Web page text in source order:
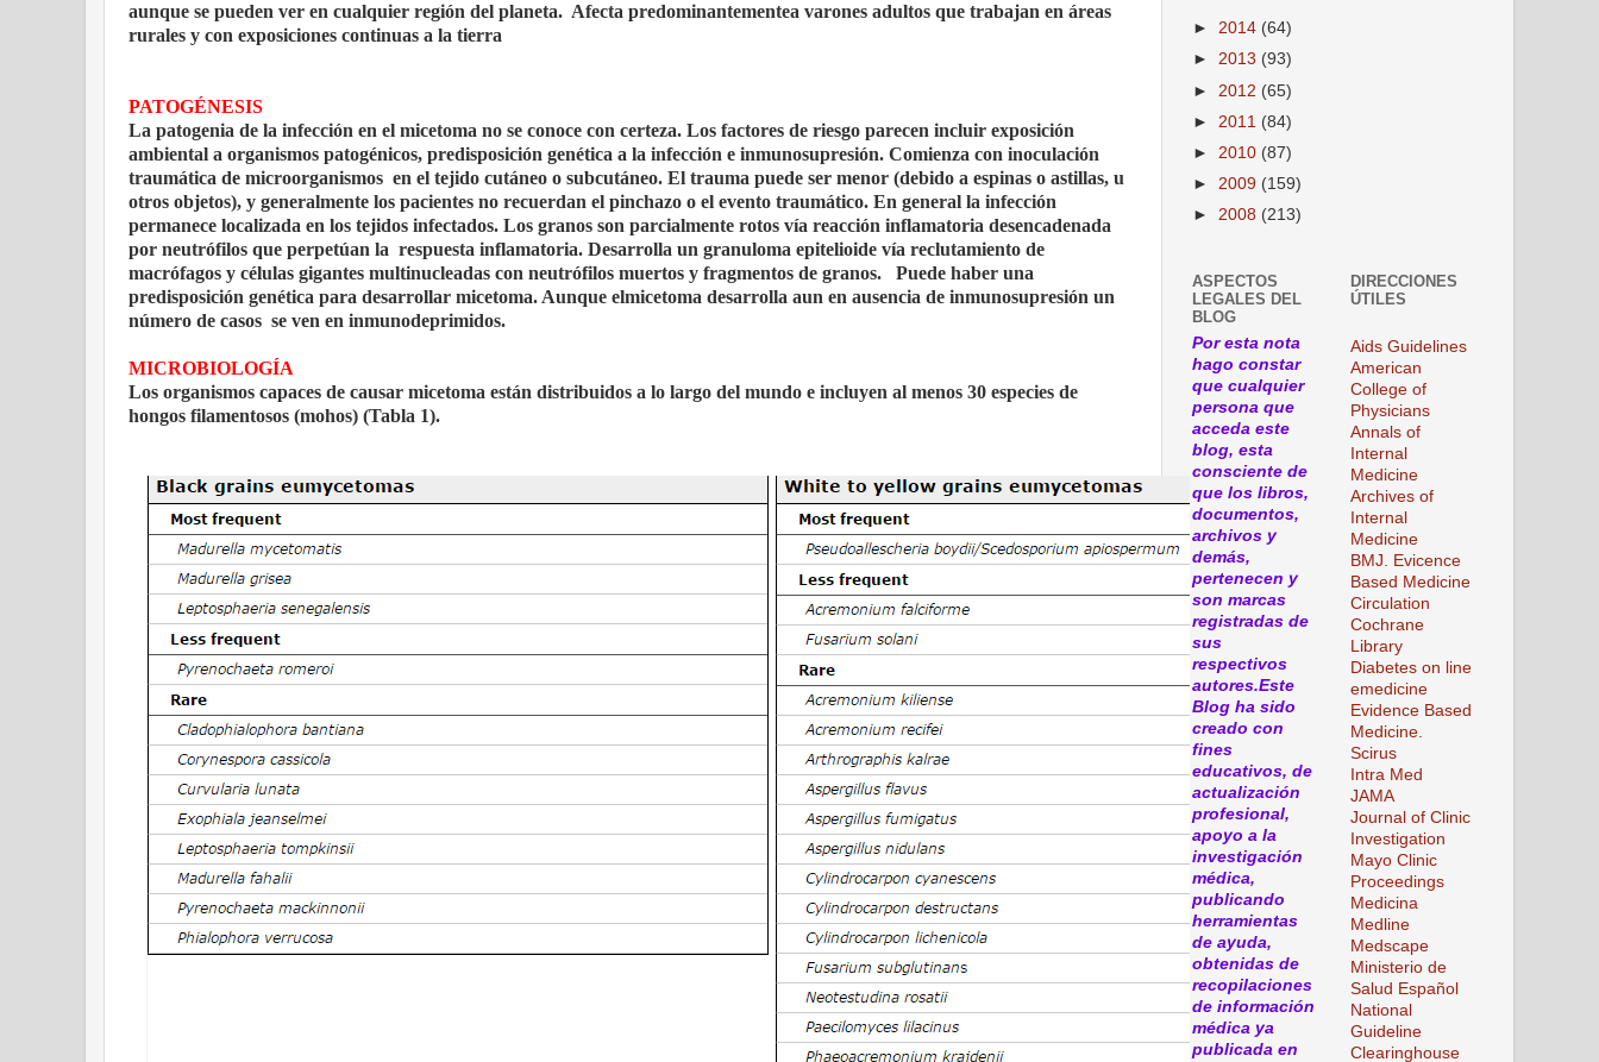
aunque se pueden ver en cualquier región del planeta. Afecta predominantementea varones adultos que trabajan en áreas
rurales y con exposiciones continuas a la tierra
PATOGÉNESIS
La patogenia de la infección en el micetoma no se conoce con certeza. Los factores de riesgo parecen incluir exposición
ambiental a organismos patogénicos, predisposición genética a la infección e inmunosupresión. Comienza con inoculación
traumática de microorganismos en el tejido cutáneo o subcutáneo. El trauma puede ser menor (debido a espinas o astillas, u
otros objetos), y generalmente los pacientes no recuerdan el pinchazo o el evento traumático. En general la infección
permanece localizada en los tejidos infectados. Los granos son parcialmente rotos vía reacción inflamatoria desencadenada
por neutrófilos que perpetúan la respuesta inflamatoria. Desarrolla un granuloma epitelioide vía reclutamiento de
macrófagos y células gigantes multinucleadas con neutrófilos muertos y fragmentos de granos. Puede haber una
predisposición genética para desarrollar micetoma. Aunque elmicetoma desarrolla aun en ausencia de inmunosupresión un
número de casos se ven en inmunodeprimidos.
MICROBIOLOGÍA
Los organismos capaces de causar micetoma están distribuidos a lo largo del mundo e incluyen al menos 30 especies de
hongos filamentosos (mohos) (Tabla 1).
► 2014 (64)
► 2013 (93)
► 2012 (65)
► 2011 (84)
► 2010 (87)
► 2009 (159)
► 2008 (213)
ASPECTOS
LEGALES DEL
BLOG
Por esta nota
hago constar
que cualquier
persona que
acceda este
blog, esta
consciente de
que los libros,
documentos,
archivos y
demás,
pertenecen y
son marcas
registradas de
sus
respectivos
autores.Este
Blog ha sido
creado con
fines
educativos, de
actualización
profesional,
apoyo a la
investigación
médica,
publicando
herramientas
de ayuda,
obtenidas de
recopilaciones
de información
médica ya
publicada en
DIRECCIONES
ÚTILES
Aids Guidelines
American
College of
Physicians
Annals of
Internal
Medicine
Archives of
Internal
Medicine
BMJ. Evicence
Based Medicine
Circulation
Cochrane
Library
Diabetes on line
emedicine
Evidence Based
Medicine.
Scirus
Intra Med
JAMA
Journal of Clinic
Investigation
Mayo Clinic
Proceedings
Medicina
Medline
Medscape
Ministerio de
Salud Español
National
Guideline
Clearinghouse